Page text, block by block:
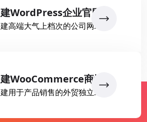
建WordPress企业官网
建高端大气上档次的公司网站
建WooCommerce商城
建用于产品销售的外贸独立站